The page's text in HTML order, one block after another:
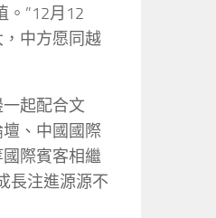
。”12月12
中方愿同越
起配合文
、中國國際
際賓客相繼
長注進源源不